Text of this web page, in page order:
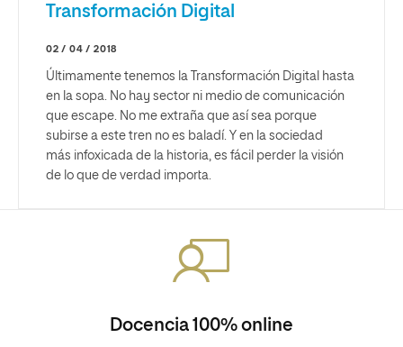
Transformación Digital
02 / 04 / 2018
Últimamente tenemos la Transformación Digital hasta
en la sopa. No hay sector ni medio de comunicación
que escape. No me extraña que así sea porque
subirse a este tren no es baladí. Y en la sociedad
más infoxicada de la historia, es fácil perder la visión
de lo que de verdad importa.
Docencia 100% online